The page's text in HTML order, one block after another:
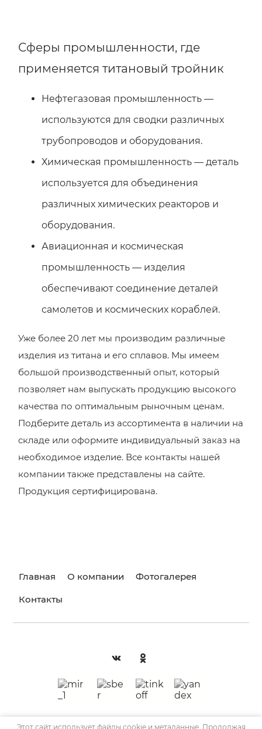
Сферы промышленности, где
применяется титановый тройник
Нефтегазовая промышленность —
используются для сводки различных
трубопроводов и оборудования.
Химическая промышленность — деталь
используется для объединения
различных химических реакторов и
оборудования.
Авиационная и космическая
промышленность — изделия
обеспечивают соединение деталей
самолетов и космических кораблей.
Уже более 20 лет мы производим различные
изделия из титана и его сплавов. Мы имеем
большой производственный опыт, который
позволяет нам выпускать продукцию высокого
качества по оптимальным рыночным ценам.
Подберите деталь из ассортимента в наличии на
складе или оформите индивидуальный заказ на
необходимое изделие. Все контакты нашей
компании также представлены на сайте.
Продукция сертифицирована.
Главная О компании Фотогалерея
Контакты
Этот сайт использует файлы cookie и метаданные. Продолжая